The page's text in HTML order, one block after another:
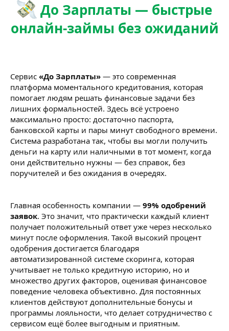
До Зарплаты — быстрые
онлайн-займы без ожиданий
Сервис «До Зарплаты» — это современная
платформа моментального кредитования, которая
помогает людям решать финансовые задачи без
лишних формальностей. Здесь всё устроено
максимально просто: достаточно паспорта,
банковской карты и пары минут свободного времени.
Система разработана так, чтобы вы могли получить
деньги на карту или наличными в тот момент, когда
они действительно нужны — без справок, без
поручителей и без ожидания в очередях.
Главная особенность компании — 99% одобрений
заявок. Это значит, что практически каждый клиент
получает положительный ответ уже через несколько
минут после оформления. Такой высокий процент
одобрения достигается благодаря
автоматизированной системе скоринга, которая
учитывает не только кредитную историю, но и
множество других факторов, оценивая финансовое
поведение человека объективно. Для постоянных
клиентов действуют дополнительные бонусы и
программы лояльности, что делает сотрудничество с
сервисом ещё более выгодным и приятным.